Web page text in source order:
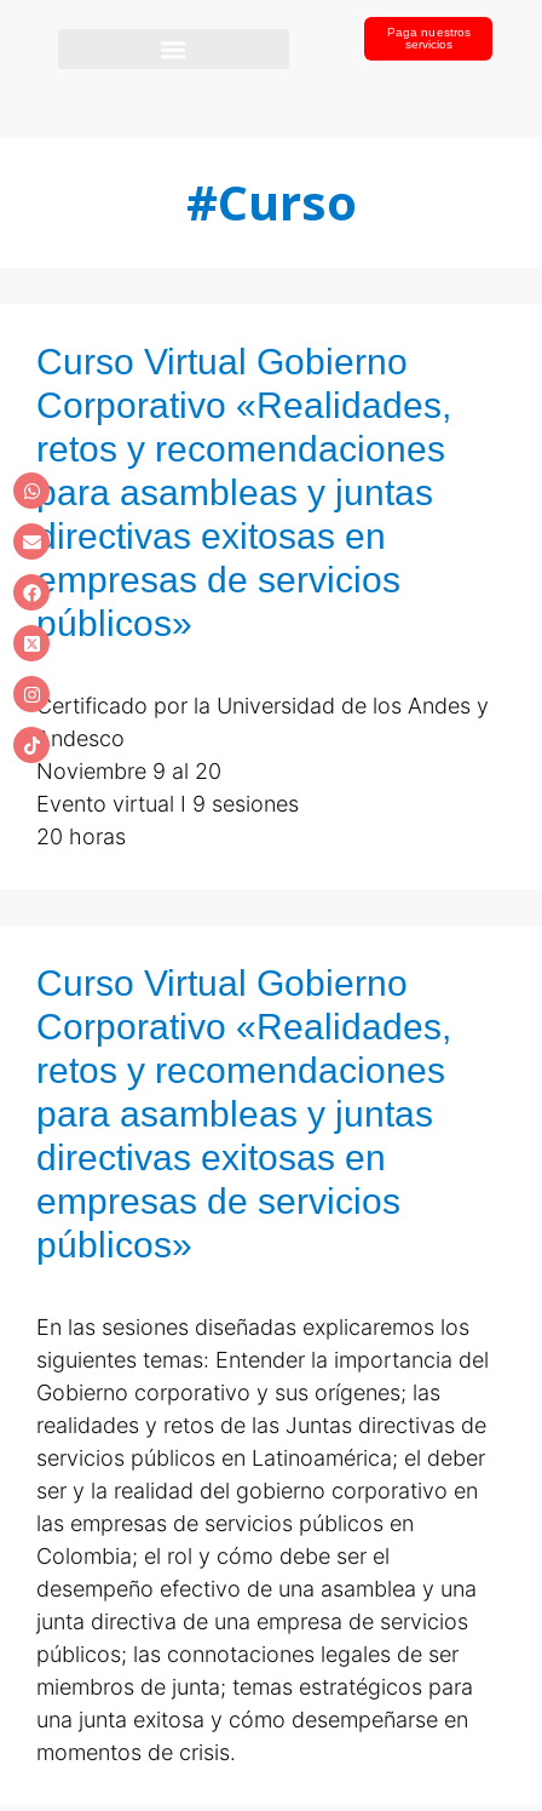
Paga nuestros
servicios
#Curso
Curso Virtual Gobierno
Corporativo «Realidades,
retos y recomendaciones
para asambleas y juntas
directivas exitosas en
empresas de servicios
públicos»
Certificado por la Universidad de los Andes y
Andesco
Noviembre 9 al 20
Evento virtual I 9 sesiones
20 horas
Curso Virtual Gobierno
Corporativo «Realidades,
retos y recomendaciones
para asambleas y juntas
directivas exitosas en
empresas de servicios
públicos»
En las sesiones diseñadas explicaremos los
siguientes temas: Entender la importancia del
Gobierno corporativo y sus orígenes; las
realidades y retos de las Juntas directivas de
servicios públicos en Latinoamérica; el deber
ser y la realidad del gobierno corporativo en
las empresas de servicios públicos en
Colombia; el rol y cómo debe ser el
desempeño efectivo de una asamblea y una
junta directiva de una empresa de servicios
públicos; las connotaciones legales de ser
miembros de junta; temas estratégicos para
una junta exitosa y cómo desempeñarse en
momentos de crisis.